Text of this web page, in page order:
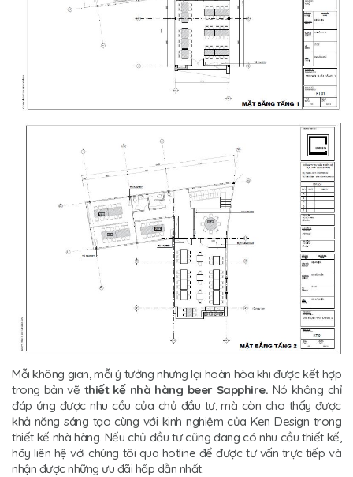
Mỗi không gian, mỗi ý tưởng nhưng lại hoàn hòa khi được kết hợp
trong bản vẽ thiết kế nhà hàng beer Sapphire. Nó không chỉ
đáp ứng được nhu cầu của chủ đầu tư, mà còn cho thấy được
khả năng sáng tạo cùng với kinh nghiệm của Ken Design trong
thiết kế nhà hàng. Nếu chủ đầu tư cũng đang có nhu cầu thiết kế,
hãy liên hệ với chúng tôi qua hotline để được tư vấn trực tiếp và
nhận được những ưu đãi hấp dẫn nhất.